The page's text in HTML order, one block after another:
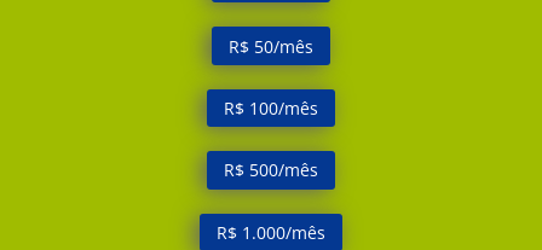
R$ 50/mês
R$ 100/mês
R$ 500/mês
R$ 1.000/mês